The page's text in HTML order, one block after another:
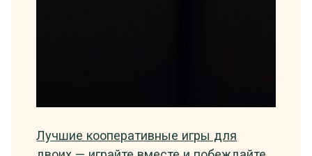
Лучшие кооперативные игры для